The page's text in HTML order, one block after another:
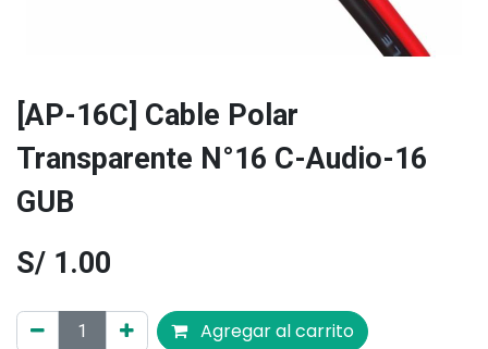
[AP-16C] Cable Polar
Transparente N°16 C-Audio-16
GUB
S/ 1.00
Agregar al carrito